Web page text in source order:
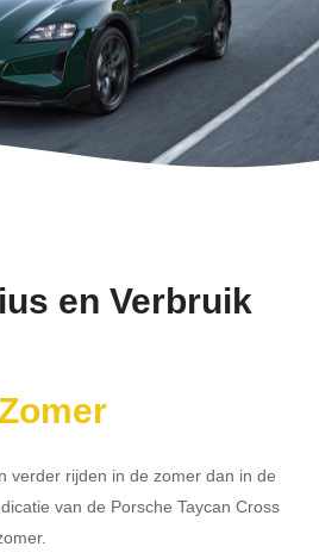
en Verbruik
verder rijden in de zomer dan in de
van de Porsche Taycan Cross